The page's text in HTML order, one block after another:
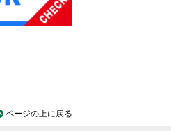
ページの上に戻る